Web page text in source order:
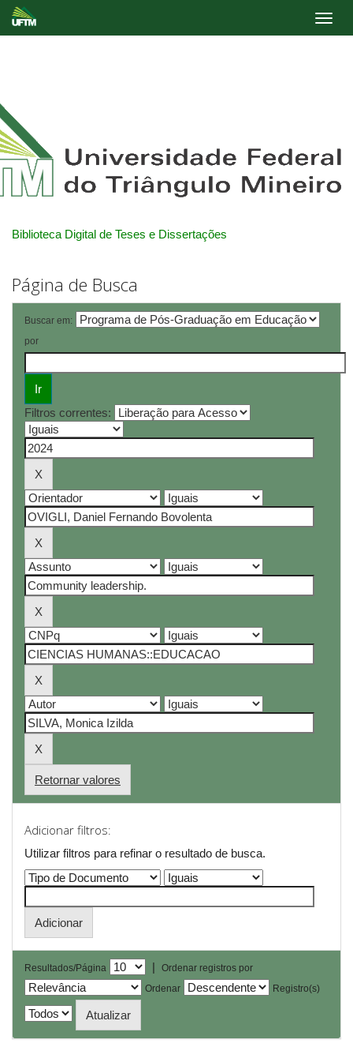
Biblioteca Digital de Teses e Dissertações
Página de Busca
Buscar em:
por
Filtros correntes:
Retornar valores
Adicionar filtros:
Utilizar filtros para refinar o resultado de busca.
Resultados/Página |
Ordenar registros por
Ordenar
Registro(s)